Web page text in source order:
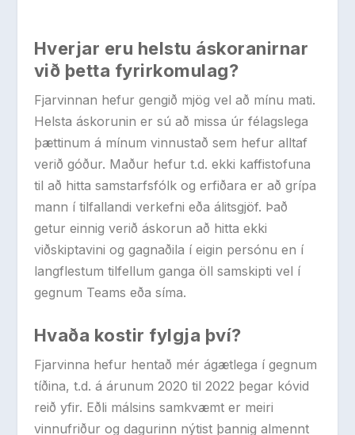
Hverjar eru helstu áskoranirnar
við þetta fyrirkomulag?
Fjarvinnan hefur gengið mjög vel að mínu mati.
Helsta áskorunin er sú að missa úr félagslega
þættinum á mínum vinnustað sem hefur alltaf
verið góður. Maður hefur t.d. ekki kaffistofuna
til að hitta samstarfsfólk og erfiðara er að grípa
mann í tilfallandi verkefni eða álitsgjöf. Það
getur einnig verið áskorun að hitta ekki
viðskiptavini og gagnaðila í eigin persónu en í
langflestum tilfellum ganga öll samskipti vel í
gegnum Teams eða síma.
Hvaða kostir fylgja því?
Fjarvinna hefur hentað mér ágætlega í gegnum
tíðina, t.d. á árunum 2020 til 2022 þegar kóvid
reið yfir. Eðli málsins samkvæmt er meiri
vinnufriður og dagurinn nýtist þannig almennt